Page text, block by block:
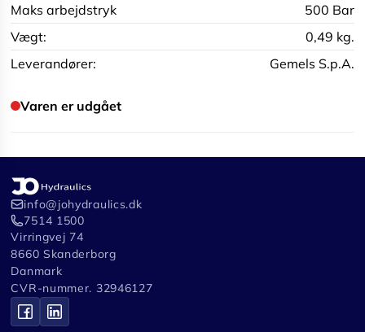
Maks arbejdstryk
500 Bar
Vægt:
0,49 kg.
Leverandører:
Gemels S.p.A.
Varen er udgået
info@johydraulics.dk
7514 1500
Virringvej 74
8660 Skanderborg
Danmark
CVR-nummer. 32946127